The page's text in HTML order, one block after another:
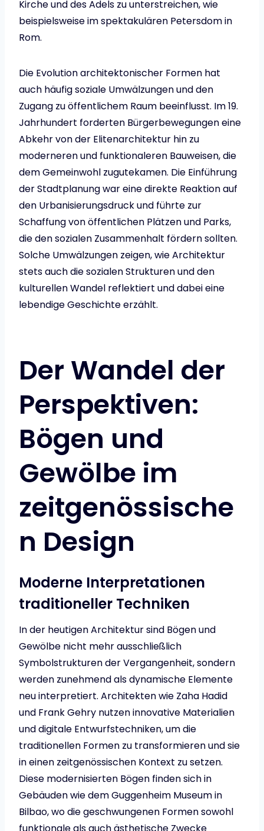
Kirche und des Adels zu unterstreichen, wie
beispielsweise im spektakulären Petersdom in
Rom.
Die Evolution architektonischer Formen hat
auch häufig soziale Umwälzungen und den
Zugang zu öffentlichem Raum beeinflusst. Im 19.
Jahrhundert forderten Bürgerbewegungen eine
Abkehr von der Elitenarchitektur hin zu
moderneren und funktionaleren Bauweisen, die
dem Gemeinwohl zugutekamen. Die Einführung
der Stadtplanung war eine direkte Reaktion auf
den Urbanisierungsdruck und führte zur
Schaffung von öffentlichen Plätzen und Parks,
die den sozialen Zusammenhalt fördern sollten.
Solche Umwälzungen zeigen, wie Architektur
stets auch die sozialen Strukturen und den
kulturellen Wandel reflektiert und dabei eine
lebendige Geschichte erzählt.
Der Wandel der
Perspektiven:
Bögen und
Gewölbe im
zeitgenössische
n Design
Moderne Interpretationen
traditioneller Techniken
In der heutigen Architektur sind Bögen und
Gewölbe nicht mehr ausschließlich
Symbolstrukturen der Vergangenheit, sondern
werden zunehmend als dynamische Elemente
neu interpretiert. Architekten wie Zaha Hadid
und Frank Gehry nutzen innovative Materialien
und digitale Entwurfstechniken, um die
traditionellen Formen zu transformieren und sie
in einen zeitgenössischen Kontext zu setzen.
Diese modernisierten Bögen finden sich in
Gebäuden wie dem Guggenheim Museum in
Bilbao, wo die geschwungenen Formen sowohl